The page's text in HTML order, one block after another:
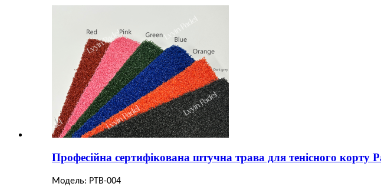
Професійна сертифікована штучна трава для тенісного корту
Модель: PTB-004